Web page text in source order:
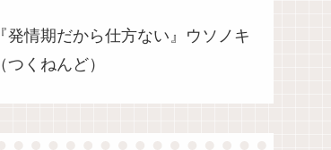
『発情期だから仕方ない』ウソノキ
（つくねんど）